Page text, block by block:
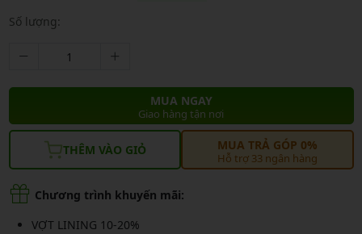
Số lượng:
MUA NGAY
Giao hàng tận nơi
THÊM VÀO GIỎ MUA TRẢ GÓP 0%
Hỗ trợ 33 ngân hàng
Chương trình khuyến mãi:
VỢT LINING 10-20%